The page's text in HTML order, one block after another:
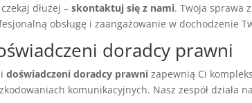
dłużej –skontaktuj się z nami. Twoja sprawa
obsługę i zaangażowanie w dochodzenie
doradcy prawni
doświadczeni doradcy prawni zapewnią Ci
komunikacyjnych. Nasz zespół działa